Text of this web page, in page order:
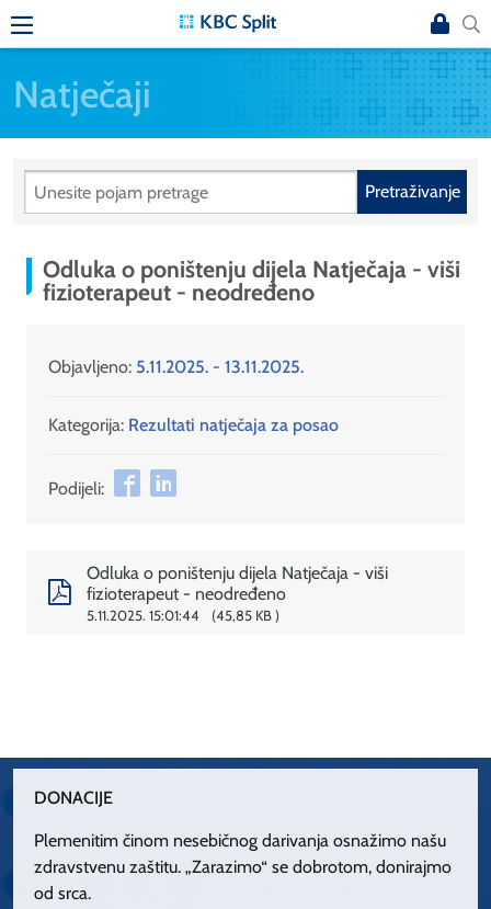
Natječaji
Pretraživanje
Odluka o poništenju dijela Natječaja - viši
fizioterapeut - neodređeno
Objavljeno: 5.11.2025. - 13.11.2025.
Kategorija: Rezultati natječaja za posao
Podijeli:
Odluka o poništenju dijela Natječaja - viši
fizioterapeut - neodređeno
5.11.2025. 15:01:44 45,85 KB
DONACIJE
Plemenitim činom nesebičnog darivanja osnažimo našu
zdravstvenu zaštitu. „Zarazimo“ se dobrotom, donirajmo
od srca.